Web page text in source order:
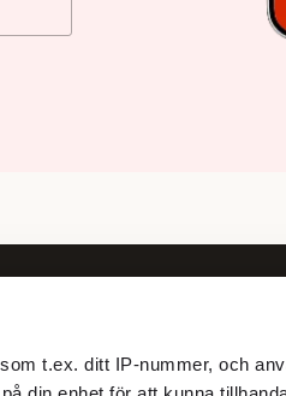
t.ex. ditt IP-nummer, och
Facebook